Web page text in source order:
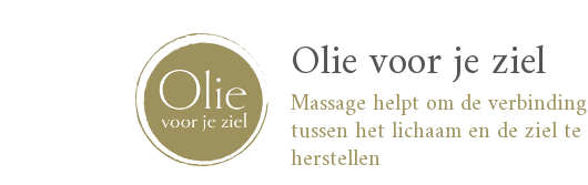
Olie voor je ziel
Massage helpt om de verbinding
tussen het lichaam en de ziel te
herstellen